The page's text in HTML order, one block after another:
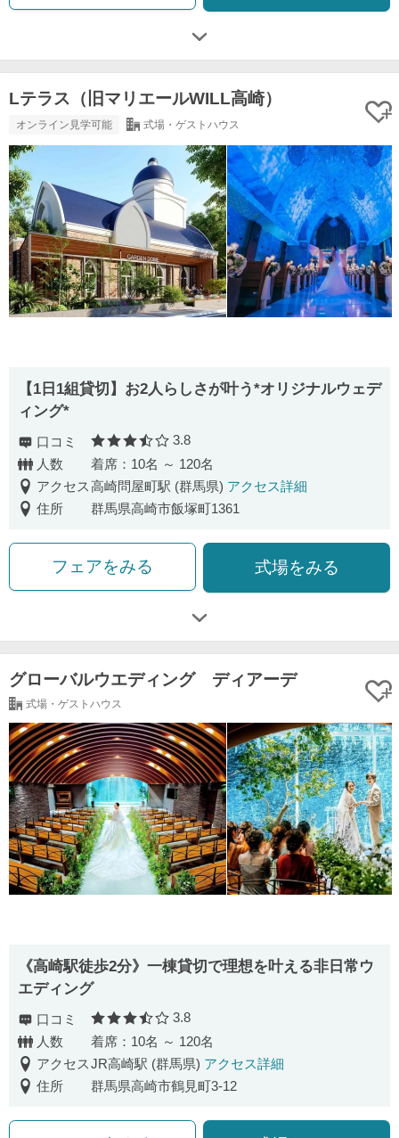
Lテラス（旧マリエールWILL高崎）
オンライン見学可能 式場・ゲストハウス
【1日1組貸切】お2人らしさが叶う*オリジナルウェデ
ィング*
口コミ 口コミ評価
3.8
人数
着席：10名 ～ 120名
アクセス高崎問屋町駅 (群馬県) アクセス詳細
住所
群馬県高崎市飯塚町1361
フェアをみる 式場をみる
グローバルウエディング ディアーデ
式場・ゲストハウス
《高崎駅徒歩2分》一棟貸切で理想を叶える非日常ウ
エディング
口コミ 口コミ評価
3.8
人数
着席：10名 ～ 120名
アクセスJR高崎駅 (群馬県) アクセス詳細
住所
群馬県高崎市鶴見町3-12